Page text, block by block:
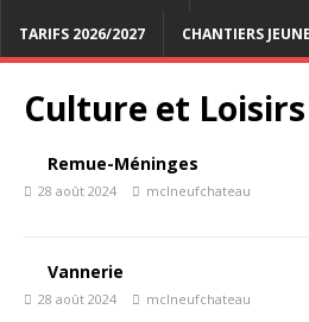
TARIFS 2026/2027 CHANTIERS
Culture et Loisirs
Remue-Méninges
28 août 2024 mclneufchateau
Vannerie
28 août 2024 mclneufchateau